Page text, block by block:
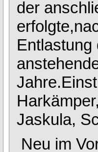
der
erfolgte,
Jahre.
Harkämper
Jaskula,
Neu im